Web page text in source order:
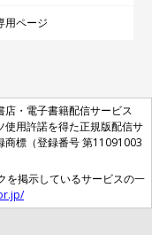
用ページ
店・電子書籍配信サービス
用許諾を得た正規版配信サ
商標（登録番号 第11091003
を掲示しているサービスの一